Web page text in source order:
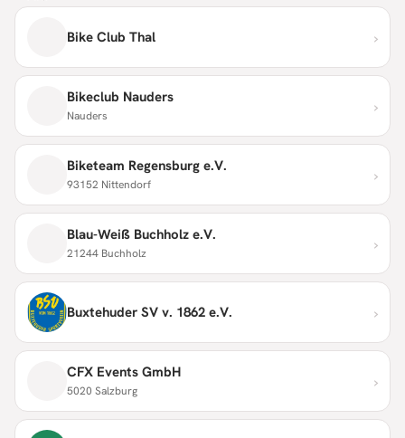
Bike Club Thal ›
Bikeclub Nauders
Nauders ›
Biketeam Regensburg e.V.
93152 Nittendorf ›
Blau-Weiß Buchholz e.V.
21244 Buchholz ›
Buxtehuder SV v. 1862 e.V. ›
CFX Events GmbH
5020 Salzburg ›